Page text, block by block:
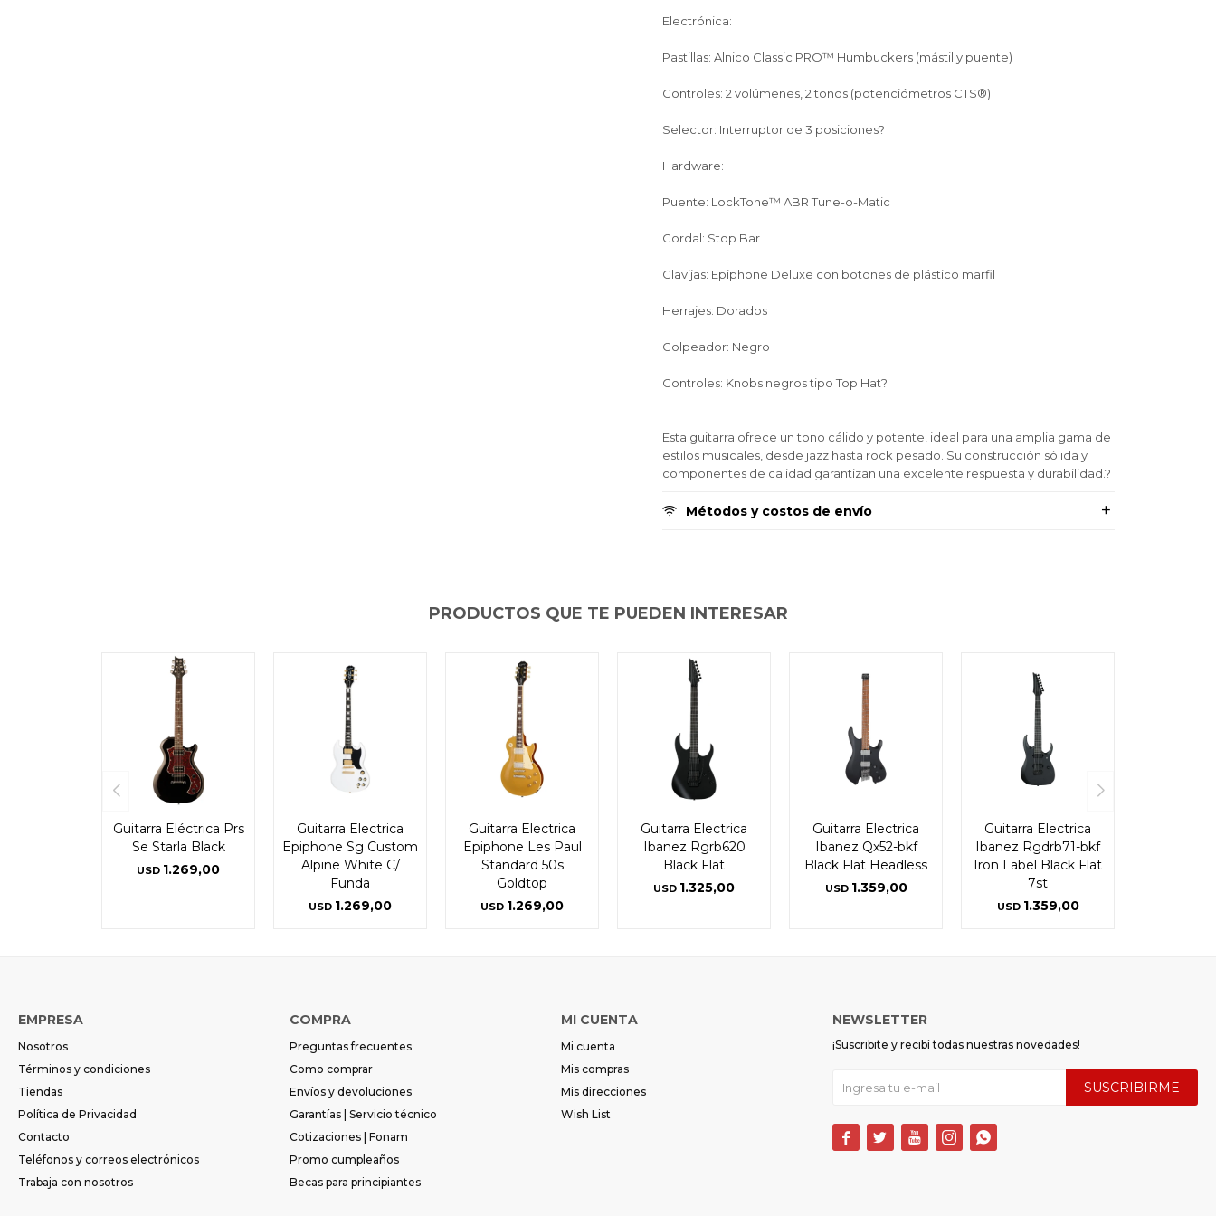
Electrónica:
Pastillas: Alnico Classic PRO™ Humbuckers (mástil y puente)
Controles: 2 volúmenes, 2 tonos (potenciómetros CTS®)
Selector: Interruptor de 3 posiciones?
Hardware:
Puente: LockTone™ ABR Tune-o-Matic
Cordal: Stop Bar
Clavijas: Epiphone Deluxe con botones de plástico marfil
Herrajes: Dorados
Golpeador: Negro
Controles: Knobs negros tipo Top Hat?
Esta guitarra ofrece un tono cálido y potente, ideal para una amplia gama de
estilos musicales, desde jazz hasta rock pesado. Su construcción sólida y
componentes de calidad garantizan una excelente respuesta y durabilidad.?
Métodos y costos de envío
PRODUCTOS QUE TE PUEDEN INTERESAR
Guitarra Eléctrica Prs
Se Starla Black
USD 1.269,00
Guitarra Electrica
Epiphone Sg Custom
Alpine White C/
Funda
USD 1.269,00
Guitarra Electrica
Epiphone Les Paul
Standard 50s
Goldtop
USD 1.269,00
Guitarra Electrica
Ibanez Rgrb620
Black Flat
USD 1.325,00
Guitarra Electrica
Ibanez Qx52-bkf
Black Flat Headless
USD 1.359,00
Guitarra Electrica
Ibanez Rgdrb71-bkf
Iron Label Black Flat
7st
USD 1.359,00
EMPRESA
Nosotros
Términos y condiciones
Tiendas
Política de Privacidad
Contacto
Teléfonos y correos electrónicos
Trabaja con nosotros
COMPRA
Preguntas frecuentes
Como comprar
Envíos y devoluciones
Garantías | Servicio técnico
Cotizaciones | Fonam
Promo cumpleaños
Becas para principiantes
MI CUENTA
Mi cuenta
Mis compras
Mis direcciones
Wish List
NEWSLETTER
¡Suscribite y recibí todas nuestras novedades!
SUSCRIBIRME
    